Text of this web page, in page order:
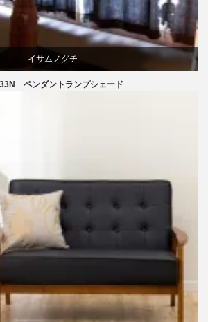
イサムノグチ
ペンダントランプシェード